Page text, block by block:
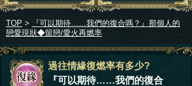
TOP >
『可以期待……我們的復合嗎？』那個人的
戀愛現狀◆留戀/愛火再燃率
過往情緣復燃率有多少?
『可以期待……我們的復合